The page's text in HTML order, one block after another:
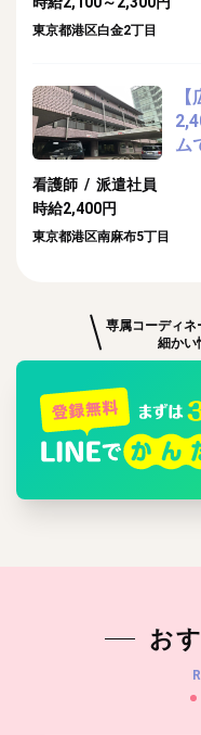
東京都港区白金2丁目
ム
看護師 / 派遣社員
時給2,400円
東京都港区南麻布5丁目
専属コーディネ
細か
お